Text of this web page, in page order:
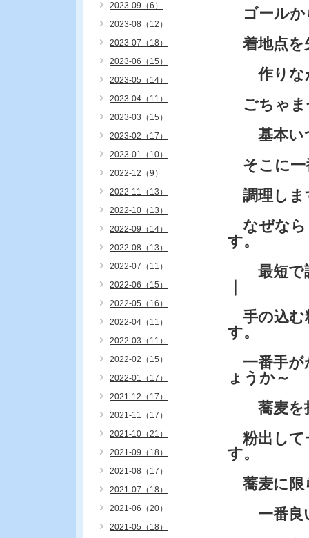
ゴールか
着地点を
作りなが
ごちゃま
基本い
そこに一
調理しま
なぜなら
す。
最短で調
手の込む
す。
一番手が
ょうか～
蕎麦を打
粉出して
す。
蕎麦に限
一番良い
2023-09（6）
2023-08（12）
2023-07（18）
2023-06（15）
2023-05（14）
2023-04（11）
2023-03（15）
2023-02（17）
2023-01（10）
2022-12（9）
2022-11（13）
2022-10（13）
2022-09（14）
2022-08（13）
2022-07（11）
2022-06（15）
2022-05（16）
2022-04（11）
2022-03（11）
2022-02（15）
2022-01（17）
2021-12（17）
2021-11（17）
2021-10（21）
2021-09（18）
2021-08（17）
2021-07（18）
2021-06（20）
2021-05（18）